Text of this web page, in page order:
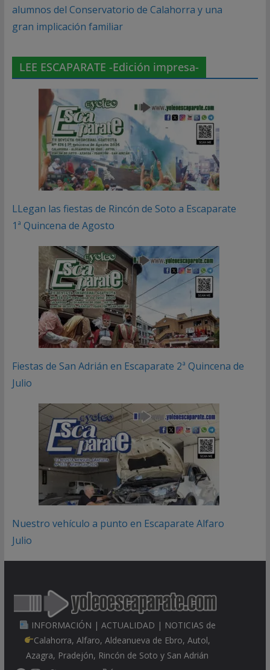
alumnos del Conservatorio de Calahorra y una
gran implicación familiar
LEE ESCAPARATE -Edición impresa-
LLegan las fiestas de Rincón de Soto a Escaparate
1ª Quincena de Agosto
Fiestas de San Adrián en Escaparate 2ª Quincena de
Julio
Nuestro vehículo a punto en Escaparate Alfaro
Julio
INFORMACIÓN | ACTUALIDAD | NOTICIAS de
Calahorra, Alfaro, Aldeanueva de Ebro, Autol,
Azagra, Pradejón, Rincón de Soto y San Adrián